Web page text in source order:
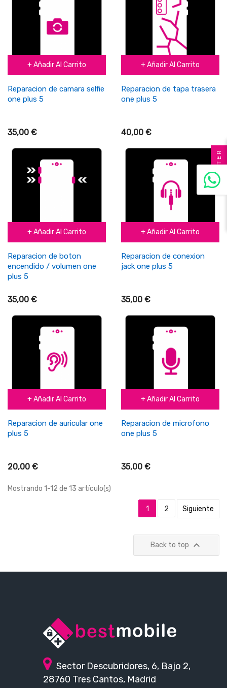
+ Añadir Al Carrito
Reparacion de camara selfie
one plus 5
35,00 €
+ Añadir Al Carrito
Reparacion de tapa trasera
one plus 5
40,00 €
+ Añadir Al Carrito
Reparacion de boton
encendido / volumen one
plus 5
35,00 €
+ Añadir Al Carrito
Reparacion de conexion
jack one plus 5
35,00 €
+ Añadir Al Carrito
Reparacion de auricular one
plus 5
20,00 €
+ Añadir Al Carrito
Reparacion de microfono
one plus 5
35,00 €
Mostrando 1-12 de 13 artículo(s)
1 2 Siguiente
Back to top 
Sector Descubridores, 6, Bajo 2,
28760 Tres Cantos, Madrid
FILTER